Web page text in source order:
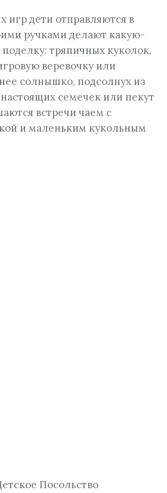
игр дети отправляются в
ручками делают какую-
тряпичных куколок,
веревочку или
солнышко, подсолнух из
семечек или пекут
встречи чаем с
и маленьким кукольным
Посольство